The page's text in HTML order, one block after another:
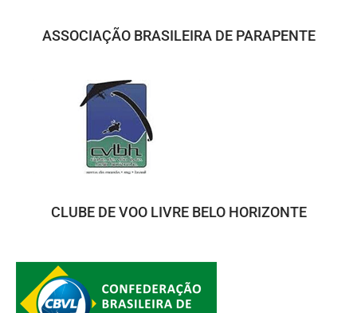
ASSOCIAÇÃO BRASILEIRA DE PARAPENTE
CLUBE DE VOO LIVRE BELO HORIZONTE